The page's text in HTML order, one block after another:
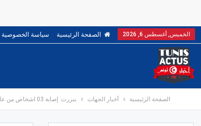
الخميس, أغسطس 6, 2026 الصفحة الرئيسية سياسة الخصوصية
الصفحة الرئيسية أخبار الجهات بنزرت: إصابة 03 اشخاص من عائلة واحدة في حادث مرور